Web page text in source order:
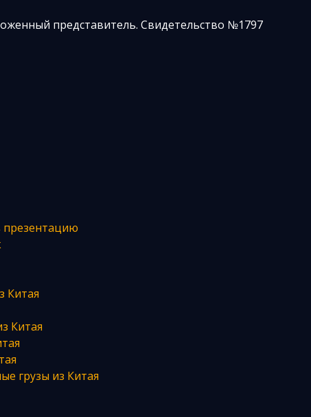
представитель. Свидетельство №1797
презентацию
Китая
Китая
грузы из Китая